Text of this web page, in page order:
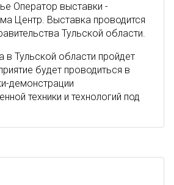
Оператор выставки -
Центр. Выставка проводится
Тульской области.
в Тульской области пройдет
будет проводиться в
демонстрации
техники и технологий под